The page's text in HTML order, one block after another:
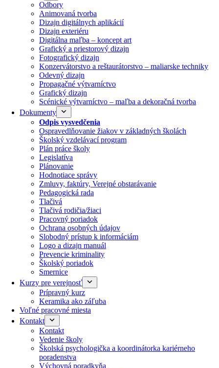
Odbory
Animovaná tvorba
Dizajn digitálnych aplikácií
Dizajn exteriéru
Digitálna maľba – koncept art
Grafický a priestorový dizajn
Fotografický dizajn
Konzervátorstvo a reštaurátorstvo – maliarske techniky
Odevný dizajn
Propagačné výtvarníctvo
Grafický dizajn
Scénické výtvarníctvo – maľba a dekoračná tvorba
Dokumenty
Odpis vysvedčenia
Ospravedlňovanie žiakov v základných školách
Školský vzdelávací program
Plán práce školy
Legislatíva
Plánovanie
Hodnotiace správy
Zmluvy, faktúry, Verejné obstarávanie
Pedagogická rada
Tlačivá
Tlačivá rodičia/žiaci
Pracovný poriadok
Ochrana osobných údajov
Slobodný prístup k informáciám
Logo a dizajn manuál
Prevencie kriminality
Školský poriadok
Smernice
Kurzy pre verejnosť
Prípravný kurz
Keramika ako záľuba
Voľné pracovné miesta
Kontakt
Kontakt
Vedenie školy
Školská psychologička a koordinátorka kariérneho
poradenstva
Výchovná poradkyňa